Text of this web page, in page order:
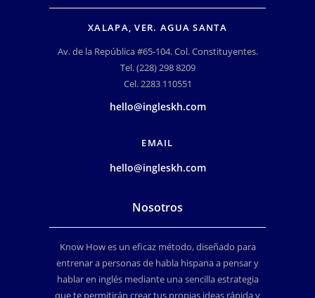
XALAPA, VER. AGUA SANTA
Av. de la República #65-104. Col. Constituyentes.
Tel. (228) 298 8209
Cel. 2283 110551
hello@ingleskh.com
EMAIL
hello@ingleskh.com
Nosotros
Know How es un eficaz método, diseñado para
entrenar a personas de habla hispana a pensar y
hablar en inglés mediante una sencilla estrategia
que te permitirán crear tus propias ideas rápida y